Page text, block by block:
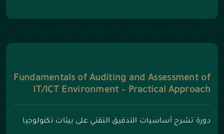
Fundamentals of Auditing and Assessment of
IT/ICT Environment – Practical Approach
دورة تشرح أساسيات التدقيق التقني على بيئات تكنولوجيا